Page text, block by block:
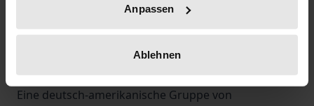
Anpassen
Ablehnen
Körper verletzt, die die meisten Deutschen ganz
harmlos finden. Solche Beispiele verführen zu einem
vereinfachten Schluss: globale Netze bedrohen
lokale Werte. Die Wirklichkeit ist viel komplizierter.
Eine deutsch-amerikanische Gruppe von